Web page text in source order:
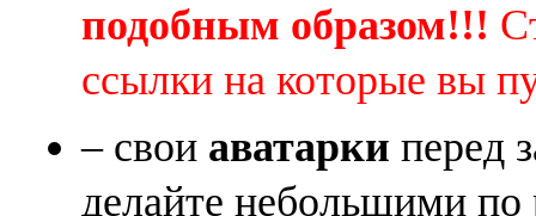
подобным образом!!!
ссылки на которые вы
– свои аватарки перед
делайте небольшими по